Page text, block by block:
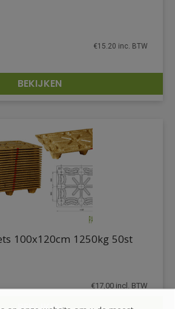
DETAILS
€15.20 inc. BTW
BEKIJKEN
100x120cm 1250kg 50st
€17,00 incl. BTW